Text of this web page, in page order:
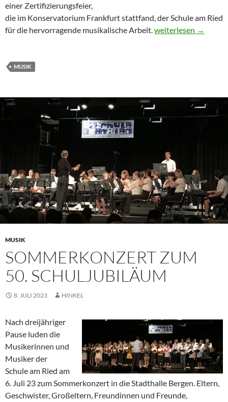
einer Zertifizierungsfeier,
die im Konservatorium Frankfurt stattfand, der Schule am Ried
für die hervorragende musikalische Arbeit.Verleihung des
weiterlesen →
MUSIK
MUSIK
SOMMERKONZERT ZUM
50. SCHULJUBILÄUM
8. JULI 2023 HINKEL
Nach dreijähriger
Pause luden die
Musikerinnen und
Musiker der
Schule am Ried am
6. Juli 23 zum Sommerkonzert in die Stadthalle Bergen. Eltern,
Geschwister, Großeltern, Freundinnen und Freunde,